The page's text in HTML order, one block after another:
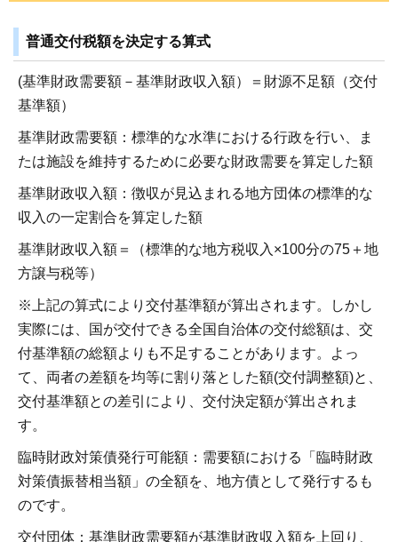
普通交付税額を決定する算式
(基準財政需要額－基準財政収入額）＝財源不足額（交付
基準額）
基準財政需要額：標準的な水準における行政を行い、ま
たは施設を維持するために必要な財政需要を算定した額
基準財政収入額：徴収が見込まれる地方団体の標準的な
収入の一定割合を算定した額
基準財政収入額＝（標準的な地方税収入×100分の75＋地
方譲与税等）
※上記の算式により交付基準額が算出されます。しかし
実際には、国が交付できる全国自治体の交付総額は、交
付基準額の総額よりも不足することがあります。よっ
て、両者の差額を均等に割り落とした額(交付調整額)と、
交付基準額との差引により、交付決定額が算出されま
す。
臨時財政対策債発行可能額：需要額における「臨時財政
対策債振替相当額」の全額を、地方債として発行するも
のです。
交付団体：基準財政需要額が基準財政収入額を上回り、